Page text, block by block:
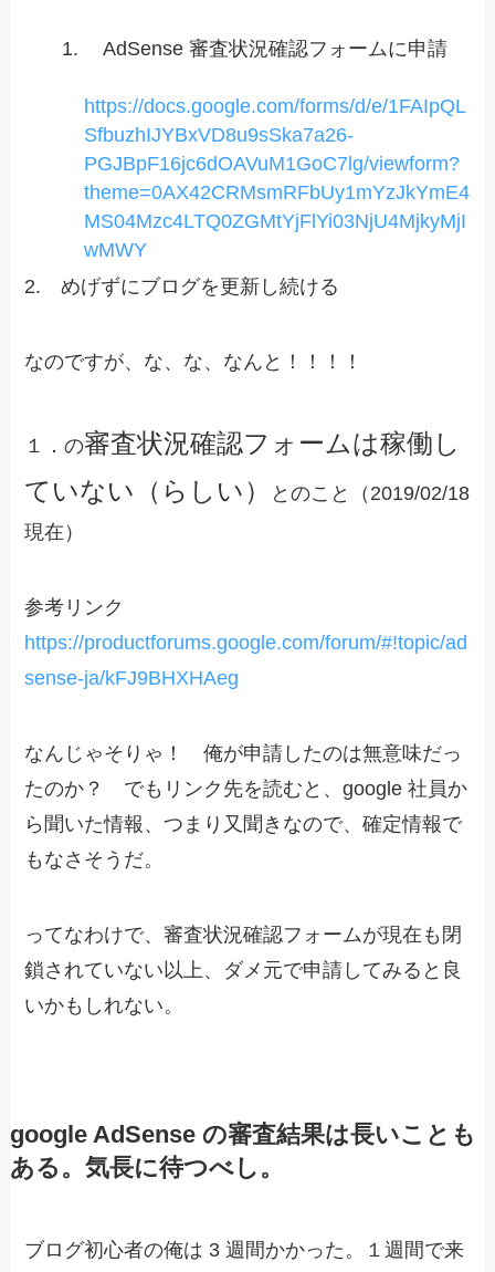
AdSense 審査状況確認フォームに申請
https://docs.google.com/forms/d/e/1FAIpQL
SfbuzhIJYBxVD8u9sSka7a26-
PGJBpF16jc6dOAVuM1GoC7lg/viewform?
theme=0AX42CRMsmRFbUy1mYzJkYmE4
MS04Mzc4LTQ0ZGMtYjFlYi03NjU4MjkyMjI
wMWY
2. めげずにブログを更新し続ける
なのですが、な、な、なんと！！！！
１．の審査状況確認フォームは稼働し
ていない（らしい）
とのこと（2019/02/18
現在）
参考リンク
https://productforums.google.com/forum/#!topic/ad
sense-ja/kFJ9BHXHAeg
なんじゃそりゃ！ 俺が申請したのは無意味だっ
たのか？ でもリンク先を読むと、google 社員か
ら聞いた情報、つまり又聞きなので、確定情報で
もなさそうだ。
ってなわけで、 審査状況確認フォームが現在も閉
鎖されていない以上、ダメ元で申請してみると良
いかもしれない。
google AdSense の審査結果は長いことも
ある。気長に待つべし。
ブログ初心者の俺は 3 週間かかった。１週間で来